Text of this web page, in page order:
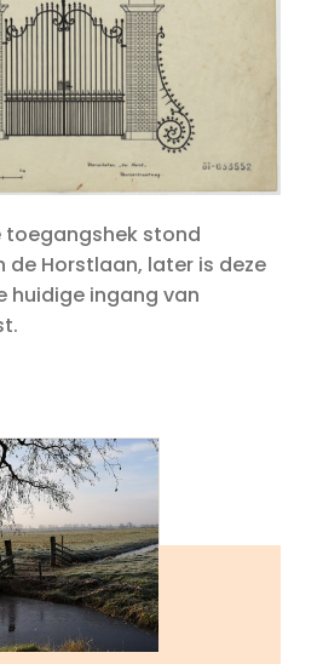
stond
de Horstlaan, later is deze
huidige ingang van